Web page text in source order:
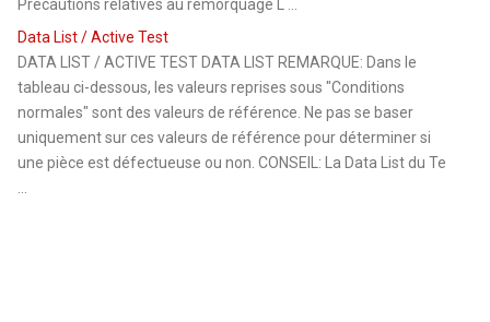
Précautions relatives au remorquage L ...
Data List / Active Test
DATA LIST / ACTIVE TEST DATA LIST REMARQUE: Dans le
tableau ci-dessous, les valeurs reprises sous "Conditions
normales" sont des valeurs de référence. Ne pas se baser
uniquement sur ces valeurs de référence pour déterminer si
une pièce est défectueuse ou non. CONSEIL: La Data List du Te